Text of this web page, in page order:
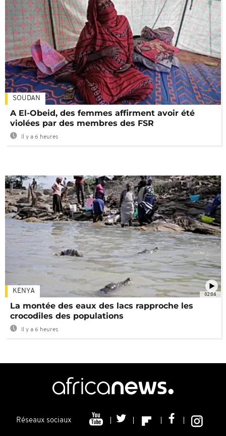
SOUDAN
A El-Obeid, des femmes affirment avoir été
violées par des membres des FSR
Il y a 6 heures
02:04
KENYA
La montée des eaux des lacs rapproche les
crocodiles des populations
Il y a 6 heures
Réseaux sociaux